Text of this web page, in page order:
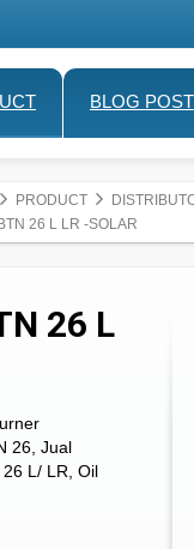
BLOG POST
PRODUCT
26 L LR -SOLAR
26 L
26 ,Jual
L/ LR ,Oil